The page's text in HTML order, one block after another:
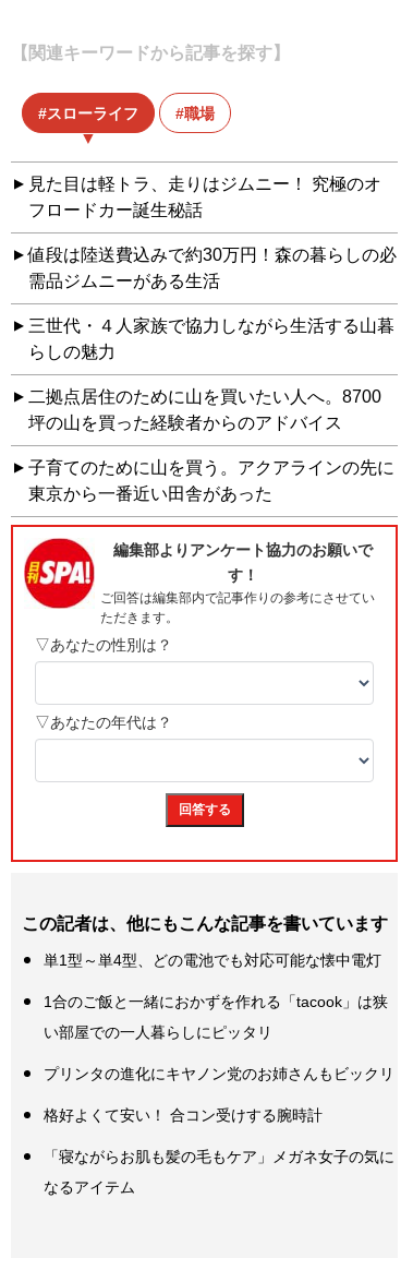
【関連キーワードから記事を探す】
スローライフ 職場
見た目は軽トラ、走りはジムニー！ 究極のオ
フロードカー誕生秘話
値段は陸送費込みで約30万円！森の暮らしの必
需品ジムニーがある生活
三世代・４人家族で協力しながら生活する山暮
らしの魅力
二拠点居住のために山を買いたい人へ。8700
坪の山を買った経験者からのアドバイス
子育てのために山を買う。アクアラインの先に
東京から一番近い田舎があった
この記者は、他にもこんな記事を書いています
単1型～単4型、どの電池でも対応可能な懐中電灯
1合のご飯と一緒におかずを作れる「tacook」は狭
い部屋での一人暮らしにピッタリ
プリンタの進化にキヤノン党のお姉さんもビックリ
格好よくて安い！ 合コン受けする腕時計
「寝ながらお肌も髪の毛もケア」メガネ女子の気に
なるアイテム